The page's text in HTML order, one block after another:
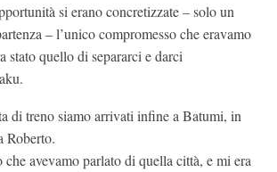
si erano concretizzate – solo un
– l’unico compromesso che eravamo
stato quello di separarci e darci
di treno siamo arrivati infine a Batumi, in
Roberto.
avevamo parlato di quella città, e mi era